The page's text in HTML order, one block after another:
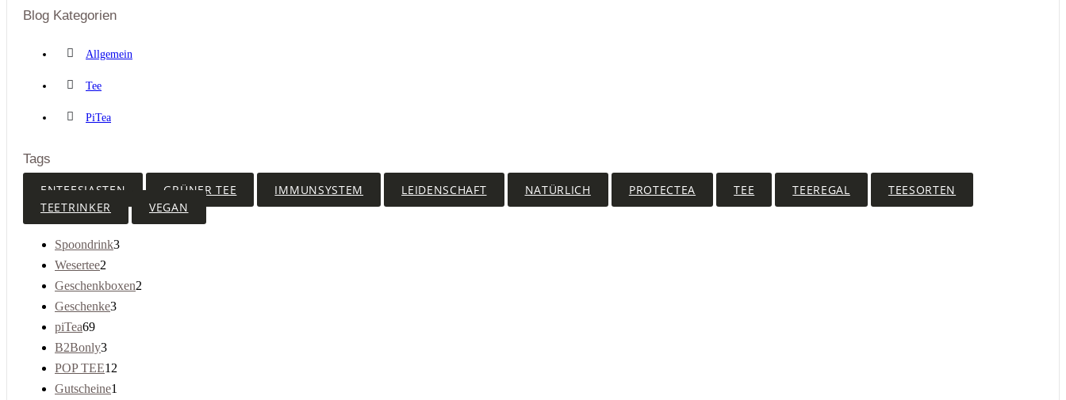
Blog Kategorien
Allgemein
Tee
PiTea
Tags
ENTEESIASTEN GRÜNER TEE IMMUNSYSTEM LEIDENSCHAFT NATÜRLICH PROTECTEA TEE TEEREGAL
TEESORTEN
TEETRINKER
VEGAN
Spoondrink33
Wesertee2
Produkte
Geschenkboxen2
Geschenke33
piTea6969
Produkte
B2Bonly33
Produkte
POP TEE12
Gutscheine1